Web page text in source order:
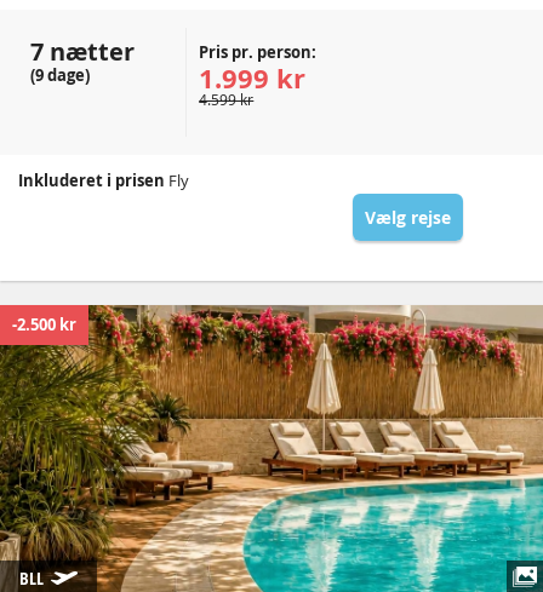
7 nætter
(9 dage)
Pris pr. person:
1.999 kr
4.599 kr
Inkluderet i prisen Fly
Vælg rejse
-2.500 kr
BLL